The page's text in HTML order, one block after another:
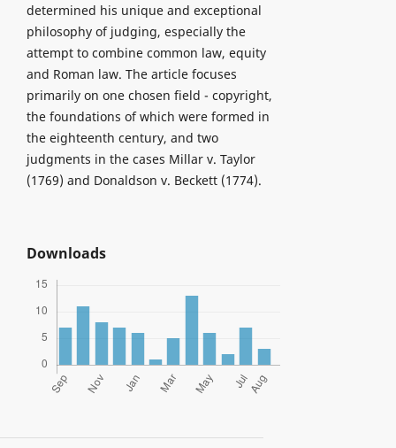
determined his unique and exceptional
philosophy of judging, especially the
attempt to combine common law, equity
and Roman law. The article focuses
primarily on one chosen field - copyright,
the foundations of which were formed in
the eighteenth century, and two
judgments in the cases Millar v. Taylor
(1769) and Donaldson v. Beckett (1774).
Downloads